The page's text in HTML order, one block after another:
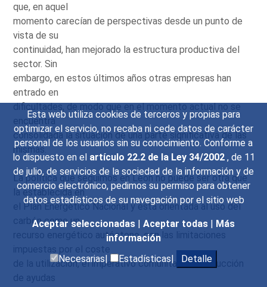
Esta web utiliza cookies de terceros y propias para
optimizar el servicio, no recaba ni cede datos de carácter
personal de los usuarios sin su conocimiento. Conforme a
lo dispuesto en el artículo 22.2 de la Ley 34/2002 , de 11
de julio, de servicios de la sociedad de la información y de
comercio electrónico, pedimos su permiso para obtener
datos estadísticos de su navegación por el sitio web
Aceptar seleccionadas | Aceptar todas | Más
información
Necesarias|
Estadísticas| Detalle
que, en aquel
momento carecían de perspectivas desde un punto de
vista de su
continuidad, han mejorado la estructura productiva del
sector. Sin
embargo, en estos últimos años otras empresas han
entrado en
dificultades, de modo que en el momento actual no se
encuentra
consolidada la situación de una parte significativa de las
mismas.
La política que seguimos en León no puede ser otra que
la establecida en
el Plan Energético Nacional y está orientada al uso del
carbón como un
recurso energético autóctono, con las limitaciones
impuestas por el coste
de la utilización, el imperativo comunitario de reducción
de ayudas